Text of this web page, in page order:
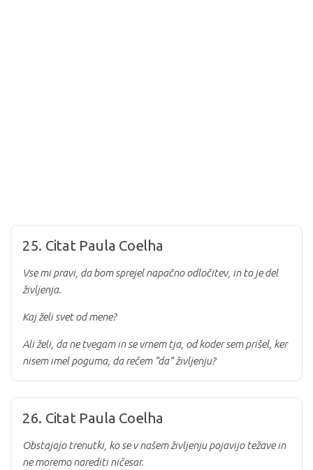
25. Citat Paula Coelha
Vse mi pravi, da bom sprejel napačno odločitev, in to je del
življenja.
Kaj želi svet od mene?
Ali želi, da ne tvegam in se vrnem tja, od koder sem prišel, ker
nisem imel poguma, da rečem ”da” življenju?
26. Citat Paula Coelha
Obstajajo trenutki, ko se v našem življenju pojavijo težave in
ne moremo narediti ničesar.